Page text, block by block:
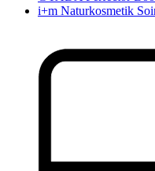
i+m Naturkosmetik